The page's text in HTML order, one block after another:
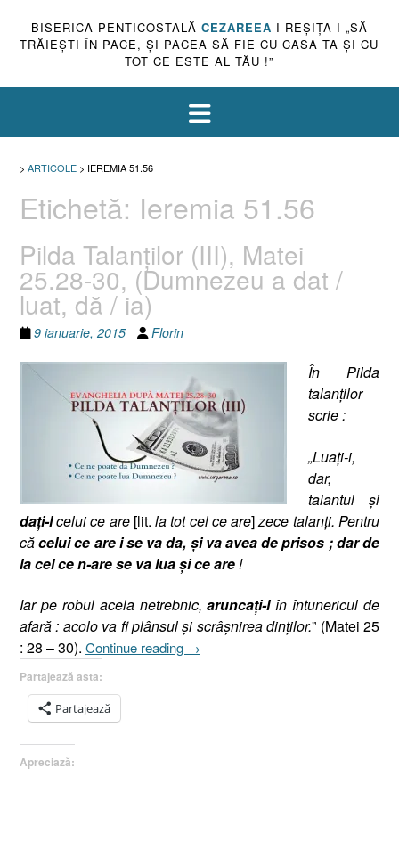
BISERICA PENTICOSTALĂ CEZAREEA I REŞIŢA I „SĂ
TRĂIEŞTI ÎN PACE, ŞI PACEA SĂ FIE CU CASA TA ŞI CU
TOT CE ESTE AL TĂU !”
> ARTICOLE > IEREMIA 51.56
Etichetă: Ieremia 51.56
Pilda Talanţilor (III), Matei
25.28-30, (Dumnezeu a dat /
luat, dă / ia)
9 ianuarie, 2015 Florin
În Pilda
talanţilor
scrie :
„Luaţi-i,
dar,
talantul şi
daţi-lcelui ce are [lit. la tot cel ce are]zece talanţi. Pentru
căcelui ce are i se va da, şi va avea de prisos ; dar de
la cel ce n-are se va lua şi ce are !
Iar pe robul acela netrebnic,aruncaţi-lîn întunericul de
afară : acolo va fi plânsul şi scrâşnirea dinţilor.” (Matei 25
: 28 – 30). Continue reading „Pilda
→
Partajează asta:
Partajează
Apreciază: